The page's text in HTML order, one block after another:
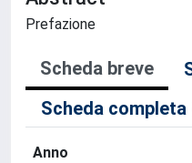
Prefazione
Scheda breve
Scheda completa
Anno